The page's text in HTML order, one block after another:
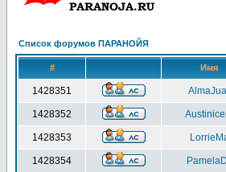
Список форумов ПАРАНОЙЯ
# Имя
1428351
1428352
1428353
1428354